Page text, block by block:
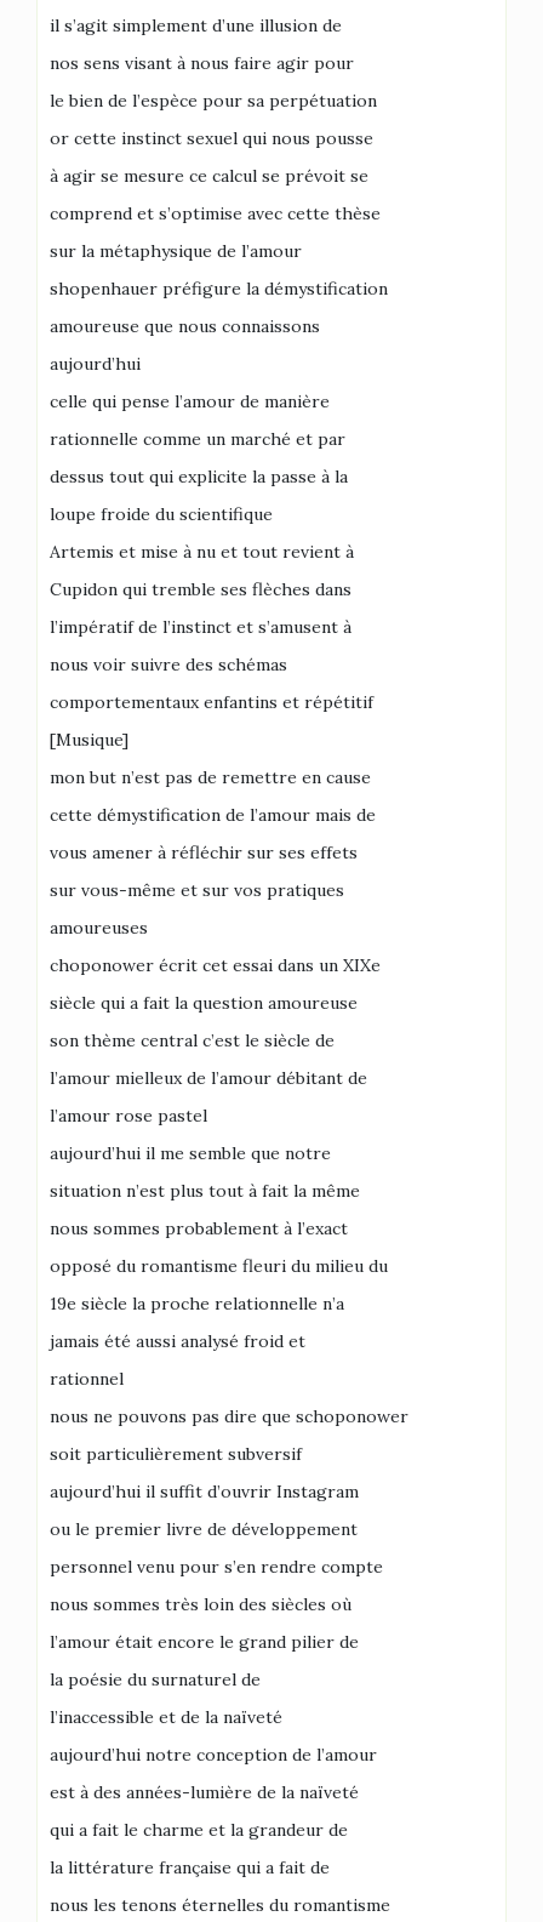
il s’agit simplement d’une illusion de
nos sens visant à nous faire agir pour
le bien de l’espèce pour sa perpétuation
or cette instinct sexuel qui nous pousse
à agir se mesure ce calcul se prévoit se
comprend et s’optimise avec cette thèse
sur la métaphysique de l’amour
shopenhauer préfigure la démystification
amoureuse que nous connaissons
aujourd’hui
celle qui pense l’amour de manière
rationnelle comme un marché et par
dessus tout qui explicite la passe à la
loupe froide du scientifique
Artemis et mise à nu et tout revient à
Cupidon qui tremble ses flèches dans
l’impératif de l’instinct et s’amusent à
nous voir suivre des schémas
comportementaux enfantins et répétitif
[Musique]
mon but n’est pas de remettre en cause
cette démystification de l’amour mais de
vous amener à réfléchir sur ses effets
sur vous-même et sur vos pratiques
amoureuses
choponower écrit cet essai dans un XIXe
siècle qui a fait la question amoureuse
son thème central c’est le siècle de
l’amour mielleux de l’amour débitant de
l’amour rose pastel
aujourd’hui il me semble que notre
situation n’est plus tout à fait la même
nous sommes probablement à l’exact
opposé du romantisme fleuri du milieu du
19e siècle la proche relationnelle n’a
jamais été aussi analysé froid et
rationnel
nous ne pouvons pas dire que schoponower
soit particulièrement subversif
aujourd’hui il suffit d’ouvrir Instagram
ou le premier livre de développement
personnel venu pour s’en rendre compte
nous sommes très loin des siècles où
l’amour était encore le grand pilier de
la poésie du surnaturel de
l’inaccessible et de la naïveté
aujourd’hui notre conception de l’amour
est à des années-lumière de la naïveté
qui a fait le charme et la grandeur de
la littérature française qui a fait de
nous les tenons éternelles du romantisme